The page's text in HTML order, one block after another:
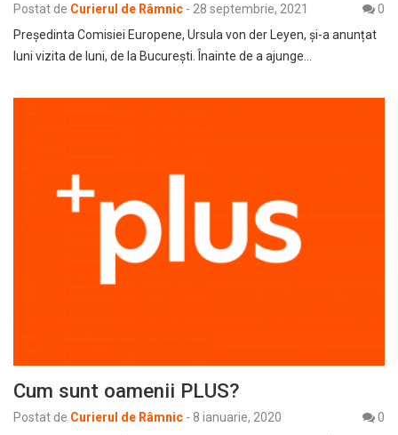
Postat de Curierul de Râmnic - 28 septembrie, 2021
0
Președinta Comisiei Europene, Ursula von der Leyen, și-a anunțat
luni vizita de luni, de la București. Înainte de a ajunge…
Cum sunt oamenii PLUS?
Postat de Curierul de Râmnic - 8 ianuarie, 2020
0